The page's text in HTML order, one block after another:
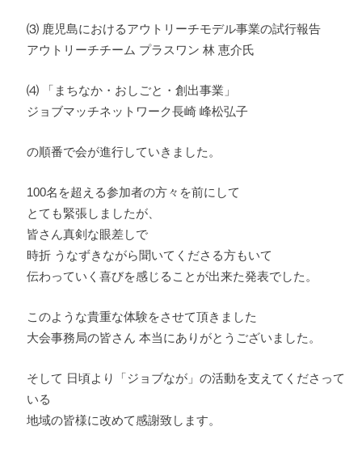
⑶ 鹿児島におけるアウトリーチモデル事業の試行報告
アウトリーチチーム プラスワン 林 恵介氏
⑷ 「まちなか・おしごと・創出事業」
ジョブマッチネットワーク長崎 峰松弘子
の順番で会が進行していきました。
100名を超える参加者の方々を前にして
とても緊張しましたが、
皆さん真剣な眼差しで
時折 うなずきながら聞いてくださる方もいて
伝わっていく喜びを感じることが出来た発表でした。
このような貴重な体験をさせて頂きました
大会事務局の皆さん 本当にありがとうございました。
そして 日頃より「ジョブなが」の活動を支えてくださって
いる
地域の皆様に改めて感謝致します。